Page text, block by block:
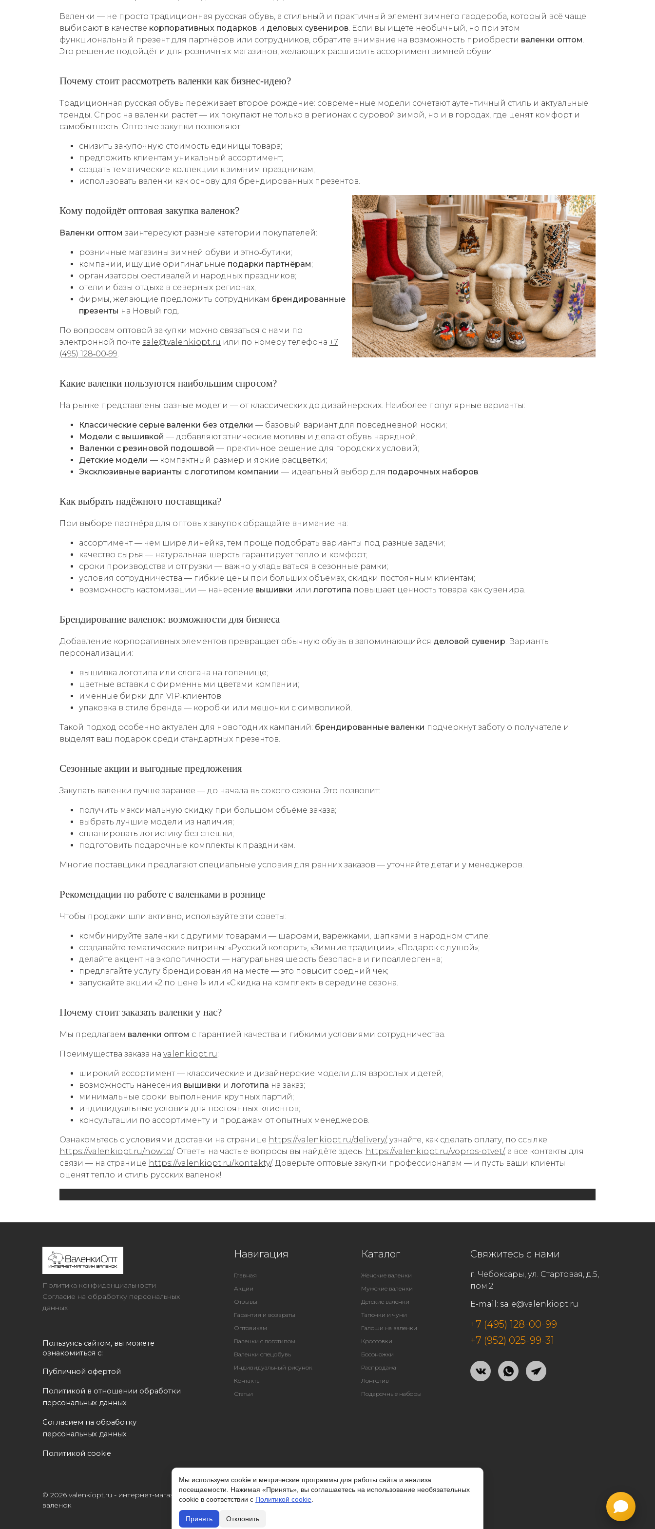
Мы используем cookie и метрические программы для работы сайта и анализа
посещаемости. Нажимая «Принять», вы соглашаетесь на использование необязательных
cookie в соответствии с Политикой cookie
Принять Отклонить
Валенки — не просто традиционная русская обувь, а стильный и практичный элемент зимнего гардероба, который всё чаще
выбирают в качестве корпоративных подарков и деловых сувениров. Если вы ищете необычный, но при этом
функциональный презент для партнёров или сотрудников, обратите внимание на возможность приобрести валенки оптом.
Это решение подойдёт и для розничных магазинов, желающих расширить ассортимент зимней обуви.
Почему стоит рассмотреть валенки как бизнес‑идею?
Традиционная русская обувь переживает второе рождение: современные модели сочетают аутентичный стиль и актуальные
тренды. Спрос на валенки растёт — их покупают не только в регионах с суровой зимой, но и в городах, где ценят комфорт и
самобытность. Оптовые закупки позволяют:
снизить закупочную стоимость единицы товара;
предложить клиентам уникальный ассортимент;
создать тематические коллекции к зимним праздникам;
использовать валенки как основу для брендированных презентов.
Кому подойдёт оптовая закупка валенок?
Валенки оптом заинтересуют разные категории покупателей:
розничные магазины зимней обуви и этно‑бутики;
компании, ищущие оригинальные подарки партнёрам;
организаторы фестивалей и народных праздников;
отели и базы отдыха в северных регионах;
фирмы, желающие предложить сотрудникам брендированные
презенты на Новый год.
По вопросам оптовой закупки можно связаться с нами по
электронной почте sale@valenkiopt.ru или по номеру телефона +7
(495) 128‑00‑99.
Какие валенки пользуются наибольшим спросом?
На рынке представлены разные модели — от классических до дизайнерских. Наиболее популярные варианты:
Классические серые валенки без отделки — базовый вариант для повседневной носки;
Модели с вышивкой — добавляют этнические мотивы и делают обувь нарядной;
Валенки с резиновой подошвой — практичное решение для городских условий;
Детские модели — компактный размер и яркие расцветки;
Эксклюзивные варианты с логотипом компании — идеальный выбор для подарочных наборов.
Как выбрать надёжного поставщика?
При выборе партнёра для оптовых закупок обращайте внимание на:
ассортимент — чем шире линейка, тем проще подобрать варианты под разные задачи;
качество сырья — натуральная шерсть гарантирует тепло и комфорт;
сроки производства и отгрузки — важно укладываться в сезонные рамки;
условия сотрудничества — гибкие цены при больших объёмах, скидки постоянным клиентам;
возможность кастомизации — нанесение вышивки или логотипа повышает ценность товара как сувенира.
Брендирование валенок: возможности для бизнеса
Добавление корпоративных элементов превращает обычную обувь в запоминающийся деловой сувенир. Варианты
персонализации:
вышивка логотипа или слогана на голенище;
цветные вставки с фирменными цветами компании;
именные бирки для VIP‑клиентов;
упаковка в стиле бренда — коробки или мешочки с символикой.
Такой подход особенно актуален для новогодних кампаний: брендированные валенки подчеркнут заботу о получателе и
выделят ваш подарок среди стандартных презентов.
Сезонные акции и выгодные предложения
Закупать валенки лучше заранее — до начала высокого сезона. Это позволит:
получить максимальную скидку при большом объёме заказа;
выбрать лучшие модели из наличия;
спланировать логистику без спешки;
подготовить подарочные комплекты к праздникам.
Многие поставщики предлагают специальные условия для ранних заказов — уточняйте детали у менеджеров.
Рекомендации по работе с валенками в рознице
Чтобы продажи шли активно, используйте эти советы:
комбинируйте валенки с другими товарами — шарфами, варежками, шапками в народном стиле;
создавайте тематические витрины: «Русский колорит», «Зимние традиции», «Подарок с душой»;
делайте акцент на экологичности — натуральная шерсть безопасна и гипоаллергенна;
предлагайте услугу брендирования на месте — это повысит средний чек;
запускайте акции «2 по цене 1» или «Скидка на комплект» в середине сезона.
Почему стоит заказать валенки у нас?
Мы предлагаем валенки оптом с гарантией качества и гибкими условиями сотрудничества.
Преимущества заказа на valenkiopt.ru:
широкий ассортимент — классические и дизайнерские модели для взрослых и детей;
возможность нанесения вышивки и логотипа на заказ;
минимальные сроки выполнения крупных партий;
индивидуальные условия для постоянных клиентов;
консультации по ассортименту и продажам от опытных менеджеров.
Ознакомьтесь с условиями доставки на странице https://valenkiopt.ru/delivery/, узнайте, как сделать оплату, по ссылке
https://valenkiopt.ru/howto/. Ответы на частые вопросы вы найдёте здесь: https://valenkiopt.ru/vopros-otvet/, а все контакты для
связи — на странице https://valenkiopt.ru/kontakty/. Доверьте оптовые закупки профессионалам — и пусть ваши клиенты
оценят тепло и стиль русских валенок!
Политика конфиденциальности
Согласие на обработку персональных
данных
Пользуясь сайтом, вы можете
ознакомиться с:
Публичной офертой
Политикой в отношении обработки
персональных данных
Согласием на обработку
персональных данных
Политикой cookie
© 2026 valenkiopt.ru - интернет-магазин
валенок
Навигация
Главная
Акции
Отзывы
Гарантия и возвраты
Оптовикам
Валенки с логотипом
Валенки спецобувь
Индивидуальный рисунок
Контакты
Статьи
Каталог
Женские валенки
Мужские валенки
Детские валенки
Тапочки и чуни
Галоши на валенки
Кроссовки
Босоножки
Распродажа
Лонгслив
Подарочные наборы
Свяжитесь с нами
г. Чебоксары, ул. Стартовая, д.5,
пом.2
E-mail: sale@valenkiopt.ru
+7 (495) 128-00-99
+7 (952) 025-99-31